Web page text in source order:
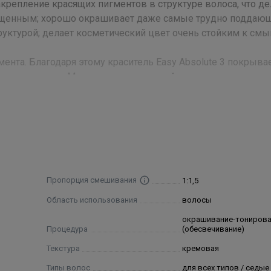
красящих пигментов в структуре волоса, что
хорошо окрашивает даже самые трудно
делает косметический цвет очень стойким к
Благодаря этому краситель Easy Absolute 3
легче проникает внутрь волоса. Это делает
Easy 12%.
спиртосодержащий раствор, кокамид меа,
пэг/ппг 41/3 аминоэхил пг-пропилдиметикон, сульфит
натрия, пшеничный протеин, масло аргании спинозы,
Пропорция смешивания 1:1,5
Область использования волосы
Процедура
окрашивание-
(обесвечивание)
Текстура кремовая
Типы волос для всех типов / седые